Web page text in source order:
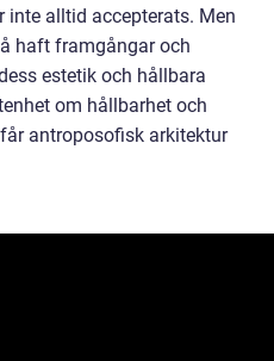
inte alltid accepterats. Men
haft framgångar och
estetik och hållbara
om hållbarhet och
antroposofisk arkitektur